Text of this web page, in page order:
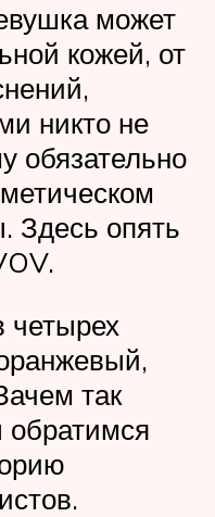
может
кожей, от
никто не
обязательно
Здесь опять
четырех
так
обратимся